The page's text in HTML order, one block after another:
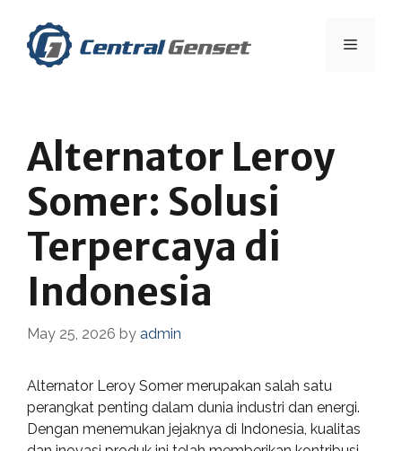
content
Menu
Alternator Leroy
Somer: Solusi
Terpercaya di
Indonesia
May 25, 2026 by admin
Alternator Leroy Somer merupakan salah satu
perangkat penting dalam dunia industri dan energi.
Dengan menemukan jejaknya di Indonesia, kualitas